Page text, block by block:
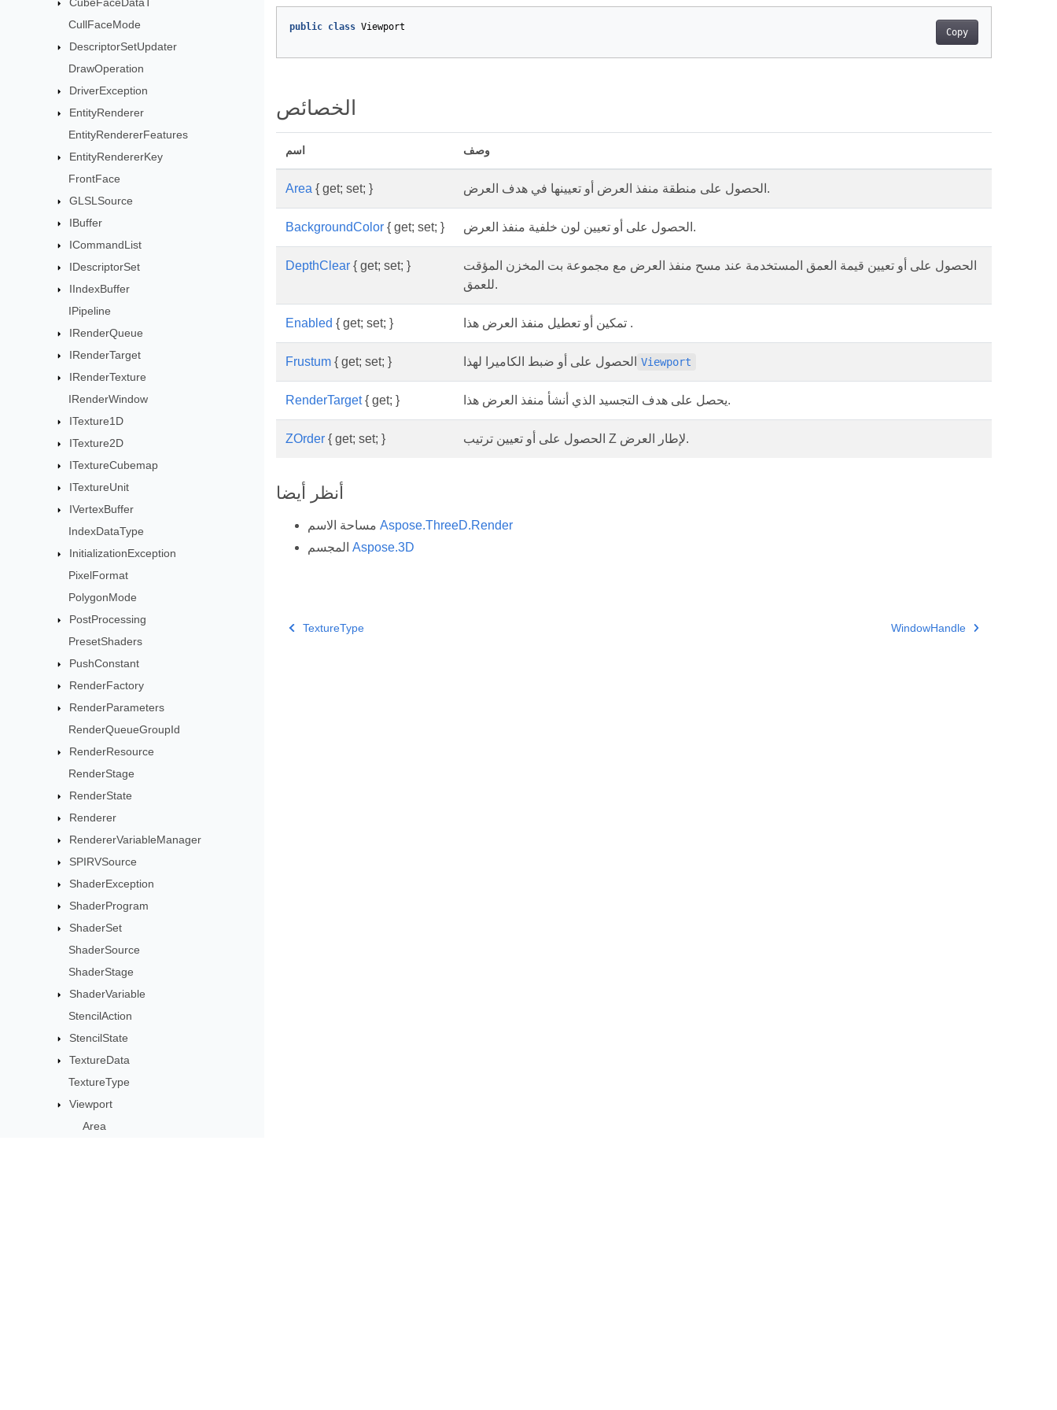
CullFaceMode
DescriptorSetUpdater
DrawOperation
DriverException
EntityRenderer
EntityRendererFeatures
EntityRendererKey
FrontFace
GLSLSource
IBuffer
ICommandList
IDescriptorSet
IIndexBuffer
IPipeline
IRenderQueue
IRenderTarget
IRenderTexture
IRenderWindow
ITexture1D
ITexture2D
ITextureCubemap
ITextureUnit
IVertexBuffer
IndexDataType
InitializationException
PixelFormat
PolygonMode
PostProcessing
PresetShaders
PushConstant
RenderFactory
RenderParameters
RenderQueueGroupId
RenderResource
RenderStage
RenderState
Renderer
RendererVariableManager
SPIRVSource
ShaderException
ShaderProgram
ShaderSet
ShaderSource
ShaderStage
ShaderVariable
StencilAction
StencilState
TextureData
TextureType
Viewport
Area
Copy
public class Viewport
الخصائص
اسم وصف
Area { get; set; } الحصول على منطقة منفذ العرض أو تعيينها في هدف العرض.
BackgroundColor { get; set; } الحصول على أو تعيين لون خلفية منفذ العرض.
DepthClear { get; set; }
الحصول على أو تعيين قيمة العمق المستخدمة عند مسح منفذ العرض مع مجموعة بت المخزن المؤقت
للعمق.
Enabled { get; set; } تمكين أو تعطيل منفذ العرض هذا .
Frustum { get; set; } الحصول على أو ضبط الكاميرا لهذا Viewport
RenderTarget{ get; } يحصل على هدف التجسيد الذي أنشأ منفذ العرض هذا.
ZOrder { get; set; } الحصول على أو تعيين ترتيب Z لإطار العرض.
أنظر أيضا
Aspose.ThreeD.Render
Aspose.3D
TextureType WindowHandle